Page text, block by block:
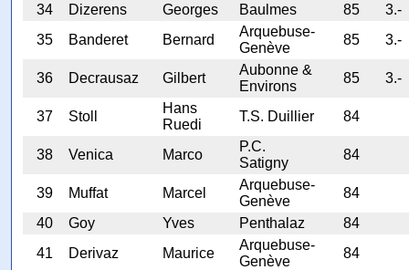
34
Dizerens Georges Baulmes 85
3.-
35
Banderet Bernard
Arquebuse-
Genève
85 3.-
36 Decrausaz Gilbert
Aubonne &
Environs
85 3.-
37 Stoll
Hans
Ruedi
T.S. Duillier 84
38 Venica Marco
P.C.
Satigny
84
39 Muffat Marcel
Arquebuse-
Genève
84
40
Goy Yves Penthalaz
84
41
Derivaz Maurice
Arquebuse-
Genève
84